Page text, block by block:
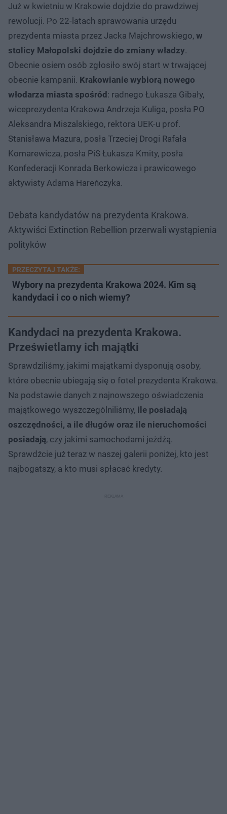
Już w kwietniu w Krakowie dojdzie do prawdziwej
rewolucji. Po 22-latach sprawowania urzędu
prezydenta miasta przez Jacka Majchrowskiego, w
stolicy Małopolski dojdzie do zmiany władzy.
Obecnie osiem osób zgłosiło swój start w trwającej
obecnie kampanii. Krakowianie wybiorą nowego
włodarza miasta spośród: radnego Łukasza Gibały,
wiceprezydenta Krakowa Andrzeja Kuliga, posła PO
Aleksandra Miszalskiego, rektora UEK-u prof.
Stanisława Mazura, posła Trzeciej Drogi Rafała
Komarewicza, posła PiS Łukasza Kmity, posła
Konfederacji Konrada Berkowicza i prawicowego
aktywisty Adama Hareńczyka.
Debata kandydatów na prezydenta Krakowa.
Aktywiści Extinction Rebellion przerwali wystąpienia
polityków
PRZECZYTAJ TAKŻE:
Wybory na prezydenta Krakowa 2024. Kim są
kandydaci i co o nich wiemy?
Kandydaci na prezydenta Krakowa.
Prześwietlamy ich majątki
Sprawdziliśmy, jakimi majątkami dysponują osoby,
które obecnie ubiegają się o fotel prezydenta Krakowa.
Na podstawie danych z najnowszego oświadczenia
majątkowego wyszczególniliśmy, ile posiadają
oszczędności, a ile długów oraz ile nieruchomości
posiadają, czy jakimi samochodami jeżdżą.
Sprawdźcie już teraz w naszej galerii poniżej, kto jest
najbogatszy, a kto musi spłacać kredyty.